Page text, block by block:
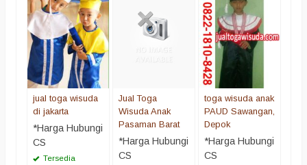
jual toga wisuda
di jakarta
*Harga Hubungi
CS
Tersedia
Jual Toga
Wisuda Anak
Pasaman Barat
*Harga Hubungi
CS
toga wisuda anak
PAUD Sawangan,
Depok
*Harga Hubungi
CS